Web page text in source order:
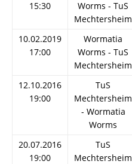
15:30
Worms - TuS
Mechtersheim
10.02.2019
17:00
Wormatia
Worms - TuS
Mechtersheim
12.10.2016
19:00
TuS
Mechtersheim
- Wormatia
Worms
20.07.2016
19:00
TuS
Mechtersheim